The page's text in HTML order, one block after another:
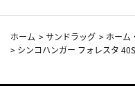
ホーム >サンドラッグ > ホーム
> シンコハンガー フォレスタ